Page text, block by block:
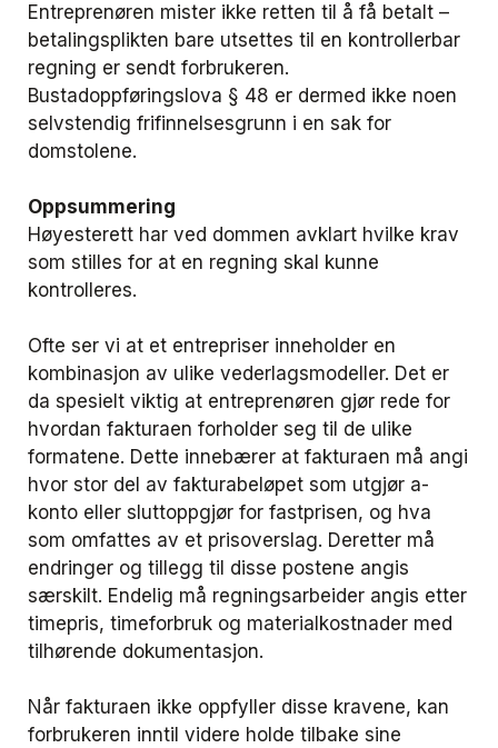
Entreprenøren mister ikke retten til å få betalt –
betalingsplikten bare utsettes til en kontrollerbar
regning er sendt forbrukeren.
Bustadoppføringslova § 48 er dermed ikke noen
selvstendig frifinnelsesgrunn i en sak for
domstolene.
Oppsummering
Høyesterett har ved dommen avklart hvilke krav
som stilles for at en regning skal kunne
kontrolleres.
Ofte ser vi at et entrepriser inneholder en
kombinasjon av ulike vederlagsmodeller. Det er
da spesielt viktig at entreprenøren gjør rede for
hvordan fakturaen forholder seg til de ulike
formatene. Dette innebærer at fakturaen må angi
hvor stor del av fakturabeløpet som utgjør a-
konto eller sluttoppgjør for fastprisen, og hva
som omfattes av et prisoverslag. Deretter må
endringer og tillegg til disse postene angis
særskilt. Endelig må regningsarbeider angis etter
timepris, timeforbruk og materialkostnader med
tilhørende dokumentasjon.
Når fakturaen ikke oppfyller disse kravene, kan
forbrukeren inntil videre holde tilbake sine